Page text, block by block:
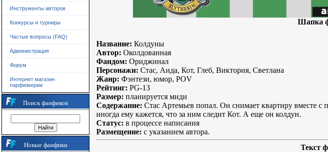
Инструменты авторов
Конкурсы и турниры
Частые вопросы (FAQ)
Администрация
Форум
Интернет магазин
парфюмерии
Поиск фанфиков
Новые фанфики
Шапка
Название: Колдуны
Автор: Околдованная
Фандом: Ориджинал
Персонажи: Стас, Аида, Кот, Глеб, Виктория, Светлана
Жанр: Фэнтези, юмор, POV
Рейтинг: PG-13
Размер: планируется миди
Содержание: Стас Артемьев попал. Он снимает квартиру вместе
иногда ему кажется, что за ним следит Кот. А еще он колдун.
Статус: в процессе написания
Размещение: с указанием автора.
Текст